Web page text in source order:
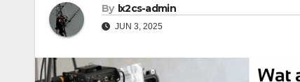
By lx2cs-admin
JUN 3, 2025